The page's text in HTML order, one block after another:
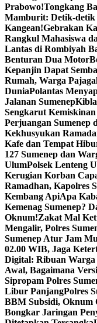
Prabowo!Tongkang
Mamburit: Detik-detik
Kangean!Gebrakan
Rangkul Mahasiswa
Lantas di Rombiyah
Benturan Dua Motor
Kepanjin Dapat
Rumah, Warga
DuniaPolantas
Jalanan Sumenep
Sengkarut
Perjuangan Sumenep
Kekhusyukan
Kafe dan Tempat
127 Sumenep dan
UlumPolsek Lenteng
Kerugian Korban
Ramadhan, Kapolres
Kembang ApiApa
Kemenag Sumenep?
Oknum!Zakat Mal
Mengalir, Polres
Sumenep Atur Jam
02.00 WIB, Jaga
Digital: Ribuan Warga
Awal, Bagaimana
Sipropam Polres
Libur PanjangPolres
BBM Subsidi, Oknum
Bongkar Jaringan